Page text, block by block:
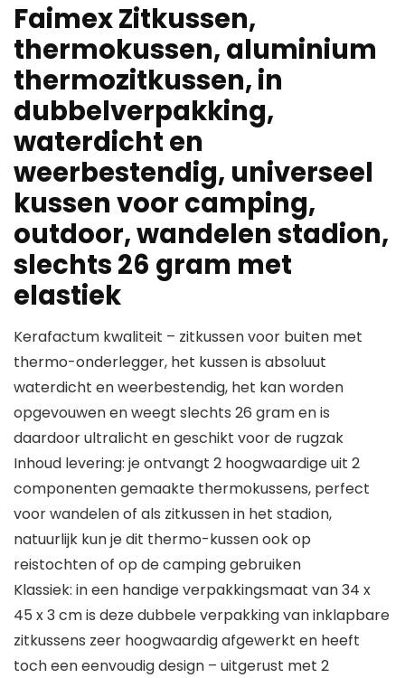
Faimex Zitkussen,
thermokussen, aluminium
thermozitkussen, in
dubbelverpakking,
waterdicht en
weerbestendig, universeel
kussen voor camping,
outdoor, wandelen stadion,
slechts 26 gram met
elastiek
Kerafactum kwaliteit – zitkussen voor buiten met
thermo-onderlegger, het kussen is absoluut
waterdicht en weerbestendig, het kan worden
opgevouwen en weegt slechts 26 gram en is
daardoor ultralicht en geschikt voor de rugzak
Inhoud levering: je ontvangt 2 hoogwaardige uit 2
componenten gemaakte thermokussens, perfect
voor wandelen of als zitkussen in het stadion,
natuurlijk kun je dit thermo-kussen ook op
reistochten of op de camping gebruiken
Klassiek: in een handige verpakkingsmaat van 34 x
45 x 3 cm is deze dubbele verpakking van inklapbare
zitkussens zeer hoogwaardig afgewerkt en heeft
toch een eenvoudig design – uitgerust met 2